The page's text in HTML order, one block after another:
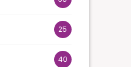
25
40